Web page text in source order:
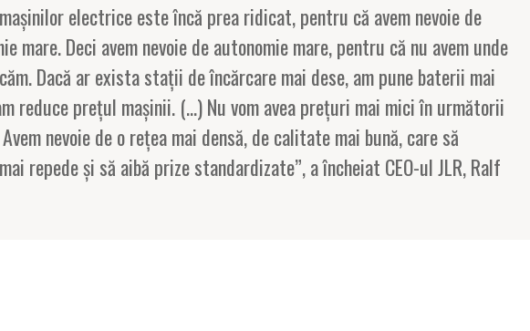
electrice este încă prea ridicat, pentru că avem nevoie de
mare. Deci avem nevoie de autonomie mare, pentru că nu avem unde
Dacă ar exista stații de încărcare mai dese, am pune baterii mai
reduce prețul mașinii. (…) Nu vom avea prețuri mai mici în următorii
nevoie de o rețea mai densă, de calitate mai bună, care să
repede și să aibă prize standardizate”, a încheiat CEO-ul JLR, Ralf